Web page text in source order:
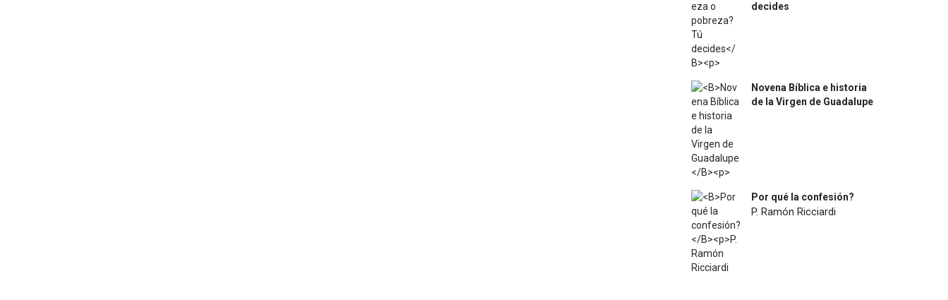
decides
Novena Bíblica e historia
de la Virgen de Guadalupe
Por qué la confesión?
P. Ramón Ricciardi